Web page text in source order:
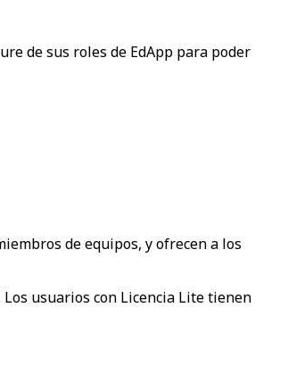
de sus roles de EdApp para poder
de equipos, y ofrecen a los
usuarios con Licencia Lite tienen